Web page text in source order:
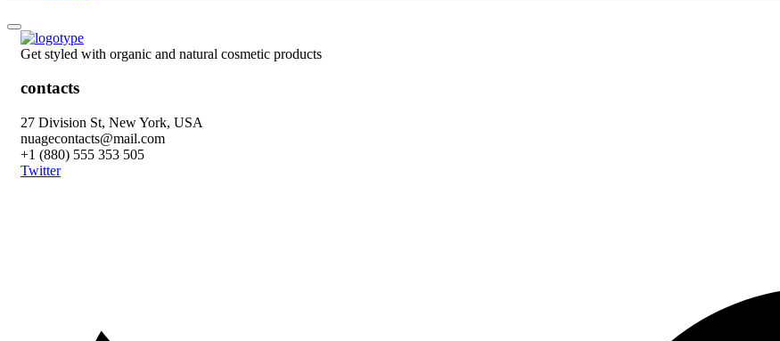
Get styled with organic and natural cosmetic products
contacts
27 Division St, New York, USA
nuagecontacts@mail.com
+1 (880) 555 353 505
Twitter